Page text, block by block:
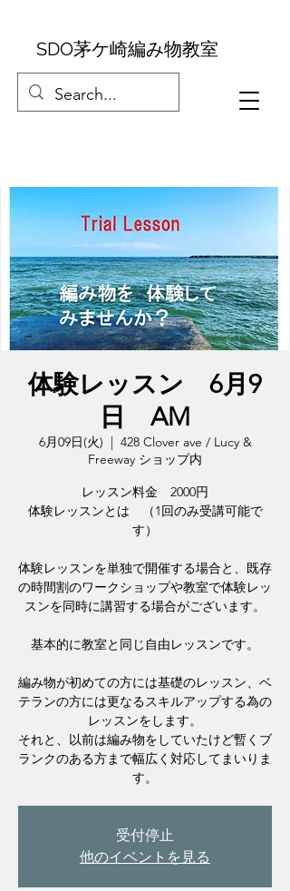
SDO茅ケ崎編み物教室
体験レッスン 6月9
日 AM
6月09日(火)
  |
428 Clover ave / Lucy &
Freeway ショップ内
レッスン料金 2000円
体験レッスンとは （1回のみ受講可能で
す）
体験レッスンを単独で開催する場合と、既存
の時間割のワークショップや教室で体験レッ
スンを同時に講習する場合がございます。
基本的に教室と同じ自由レッスンです。
編み物が初めての方には基礎のレッスン、ベ
テランの方には更なるスキルアップする為の
レッスンをします。
それと、以前は編み物をしていたけど暫くブ
ランクのある方まで幅広く対応してまいりま
す。
受付停止
他のイベントを見る